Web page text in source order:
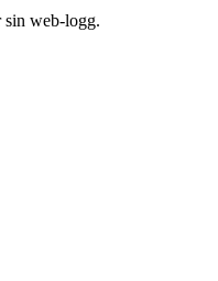
sin web-logg.